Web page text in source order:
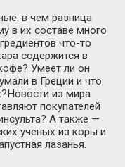
в чем разница
в их составе много
что-то
содержится в
Умеет ли он
в Греции и что
из мира
покупателей
А также —
ученых из коры и
лазанья.